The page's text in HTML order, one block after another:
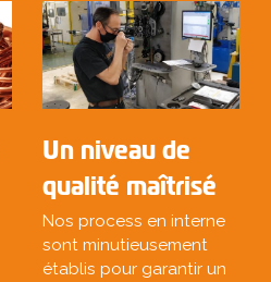
Un niveau de
qualité maîtrisé
Nos process en interne
sont minutieusement
établis pour garantir un